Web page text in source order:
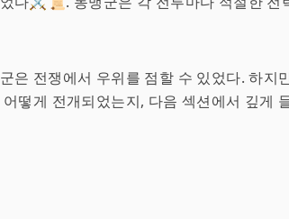
은 전쟁에서 우위를 점할 수 있었다. 하지
떻게 전개되었는지, 다음 섹션에서 깊게